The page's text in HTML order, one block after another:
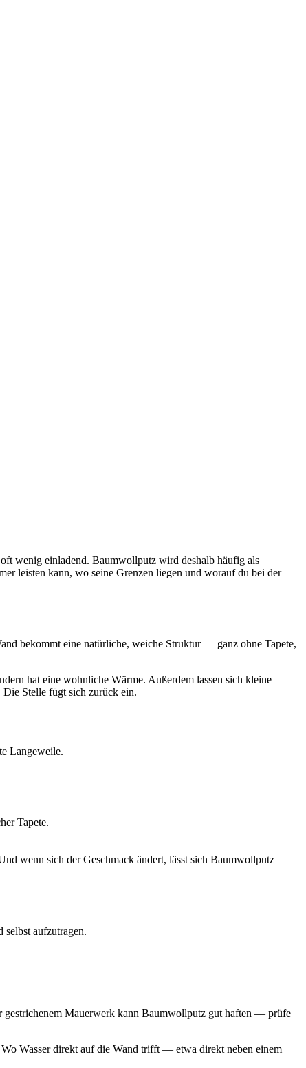
wenig einladend. Baumwollputz wird deshalb häufig als
leisten kann, wo seine Grenzen liegen und worauf du bei der
bekommt eine natürliche, weiche Struktur — ganz ohne Tapete,
hat eine wohnliche Wärme. Außerdem lassen sich kleine
Stelle fügt sich zurück ein.
Langeweile.
Tapete.
wenn sich der Geschmack ändert, lässt sich Baumwollputz
aufzutragen.
gestrichenem Mauerwerk kann Baumwollputz gut haften — prüfe
Wasser direkt auf die Wand trifft — etwa direkt neben einem